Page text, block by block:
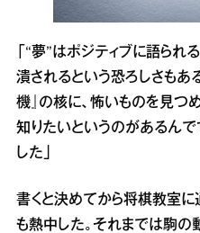
「“夢”はポジティブに語られ
潰されるという恐ろしさもあ
機』の核に、怖いものを見つ
知りたいというのがあるんで
した」
書くと決めてから将棋教室に
も熱中した。それまでは駒の